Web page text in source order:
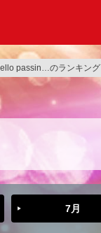
passin…のランキング
7月